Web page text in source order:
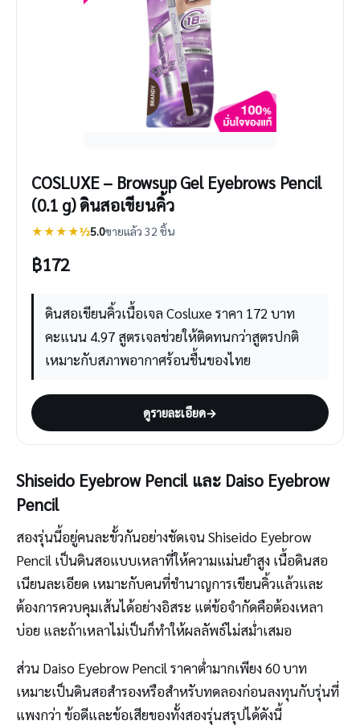
COSLUXE – Browsup Gel Eyebrows Pencil
(0.1 g) ดินสอเขียนคิ้ว
★★★★½5.0ขายแล้ว 32 ชิ้น
฿172
ดินสอเขียนคิ้วเนื้อเจล Cosluxe ราคา 172 บาท
คะแนน 4.97 สูตรเจลช่วยให้ติดทนกว่าสูตรปกติ
เหมาะกับสภาพอากาศร้อนชื้นของไทย
ดูรายละเอียด→
Shiseido Eyebrow Pencil และ Daiso Eyebrow
Pencil
สองรุ่นนี้อยู่คนละขั้วกันอย่างชัดเจน Shiseido Eyebrow
Pencil เป็นดินสอแบบเหลาที่ให้ความแม่นยำสูง เนื้อดินสอ
เนียนละเอียด เหมาะกับคนที่ชำนาญการเขียนคิ้วแล้วและ
ต้องการควบคุมเส้นได้อย่างอิสระ แต่ข้อจำกัดคือต้องเหลา
บ่อย และถ้าเหลาไม่เป็นก็ทำให้ผลลัพธ์ไม่สม่ำเสมอ
ส่วน Daiso Eyebrow Pencil ราคาต่ำมากเพียง 60 บาท
เหมาะเป็นดินสอสำรองหรือสำหรับทดลองก่อนลงทุนกับรุ่นที่
แพงกว่า ข้อดีและข้อเสียของทั้งสองรุ่นสรุปได้ดังนี้